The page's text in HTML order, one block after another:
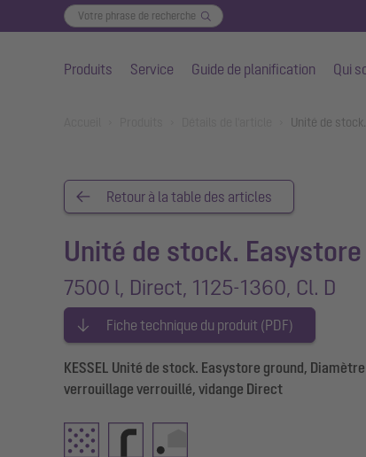
Produits Service Guide de planification Qui
Unité de
Retour à la table des articles
Unité de stock.
7500 l, Direct, 1125-1360, Cl. D
Fiche technique du produit (PDF)
KESSEL Unité de stock. Easystore ground,
verrouillage verrouillé, vidange Direct